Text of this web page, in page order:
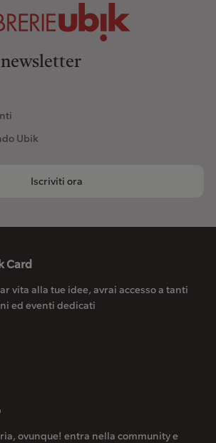
Ubik
Iscriviti ora
Card
vita alla tue idee, avrai accesso a tanti
ed eventi dedicati
ovunque! entra nella community e